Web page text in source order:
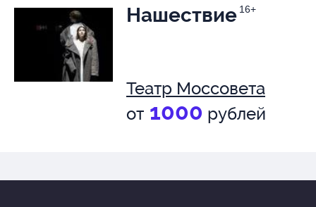
Нашествие 16+
Театр Моссовета
от 1000 рублей